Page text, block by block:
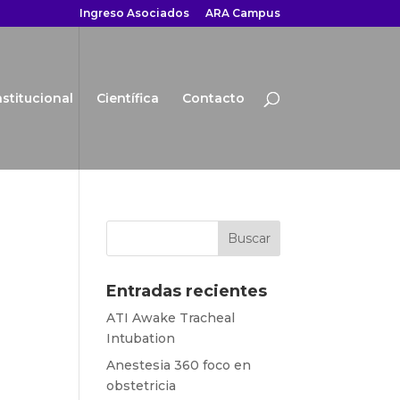
Ingreso Asociados ARA Campus
Científica Contacto
Entradas recientes
ATI Awake Tracheal
Intubation
Anestesia 360 foco en
obstetricia